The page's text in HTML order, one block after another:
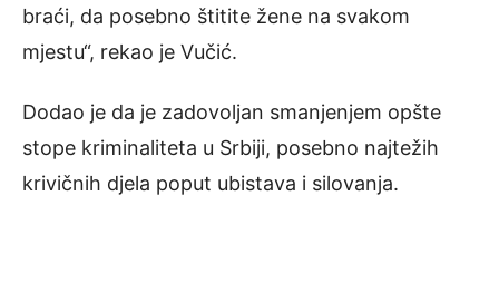
braći, da posebno štitite žene na svakom
mjestu“, rekao je Vučić.
Dodao je da je zadovoljan smanjenjem opšte
stope kriminaliteta u Srbiji, posebno najtežih
krivičnih djela poput ubistava i silovanja.